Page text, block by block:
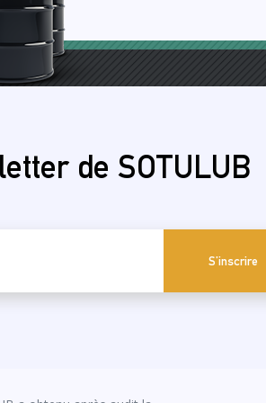
de SOTULUB
S'inscrire